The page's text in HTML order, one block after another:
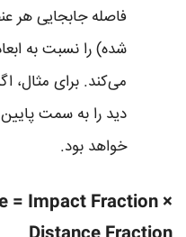
فاصله جابجایی هر
شده) را نسبت به
خواهد بود.
= Impact Fraction ×